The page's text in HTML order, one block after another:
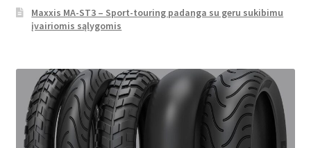
Maxxis MA-ST3 – Sport-touring padanga su geru sukibimu
įvairiomis sąlygomis